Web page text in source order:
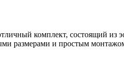
комплект, состоящий из
размерами и простым